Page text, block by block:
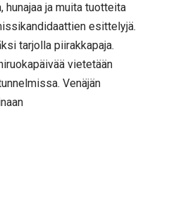
hunajaa ja muita tuotteita
esittelyjä.
tarjolla piirakkapaja.
vietetään
Venäjän